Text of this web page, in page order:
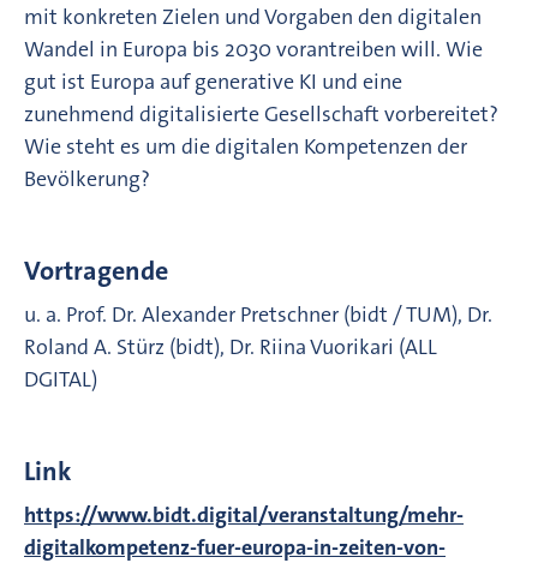
mit konkreten Zielen und Vorgaben den digitalen
Wandel in Europa bis 2030 vorantreiben will. Wie
gut ist Europa auf generative KI und eine
zunehmend digitalisierte Gesellschaft vorbereitet?
Wie steht es um die digitalen Kompetenzen der
Bevölkerung?
Vortragende
u. a. Prof. Dr. Alexander Pretschner (bidt / TUM), Dr.
Roland A. Stürz (bidt), Dr. Riina Vuorikari (ALL
DGITAL)
Link
https://www.bidt.digital/veranstaltung/mehr-
digitalkompetenz-fuer-europa-in-zeiten-von-